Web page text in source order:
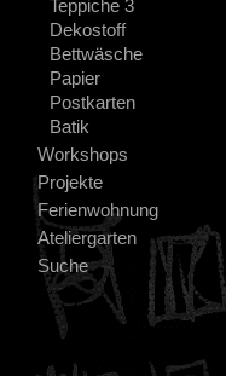
Teppiche 3
Dekostoff
Bettwäsche
Papier
Postkarten
Batik
Workshops
Projekte
Ferienwohnung
Ateliergarten
Suche